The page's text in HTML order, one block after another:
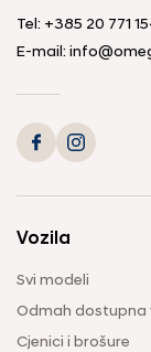
Tel: +385 20 771
E-mail:
Vozila
Svi modeli
Odmah dostupna
Cjenici i brošure